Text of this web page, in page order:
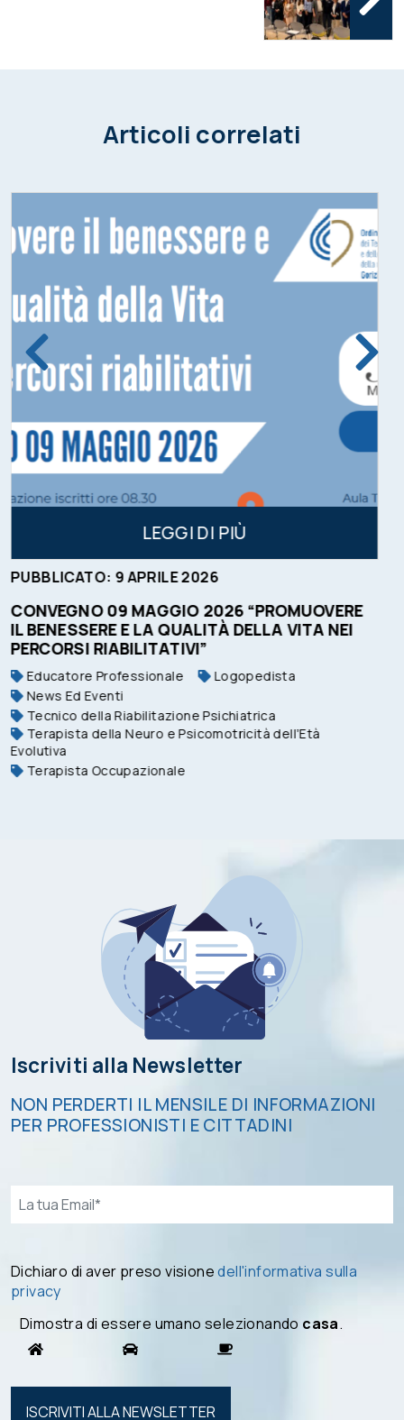
Articoli correlati
NEI
LEGGI DI PIÙ
PUBBLICATO:7 GENNAIO
CONCORSO PUBBLICO ARCS 5
Logopedista Per tutte le professioni
Iscriviti alla Newsletter
NON PERDERTI IL MENSILE DI INFORMAZIONI
PER PROFESSIONISTI E CITTADINI
Email*
Dichiaro di aver preso visionedell'informativa sulla
privacy
Dimostra di essere umano selezionando casa.
Si prega di
lasciare